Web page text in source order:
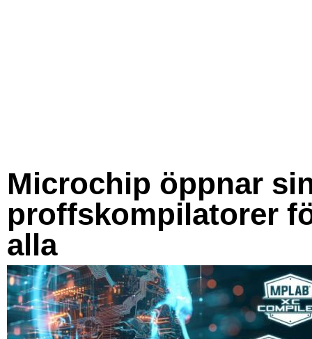
Microchip öppnar
proffskompilatorer
alla